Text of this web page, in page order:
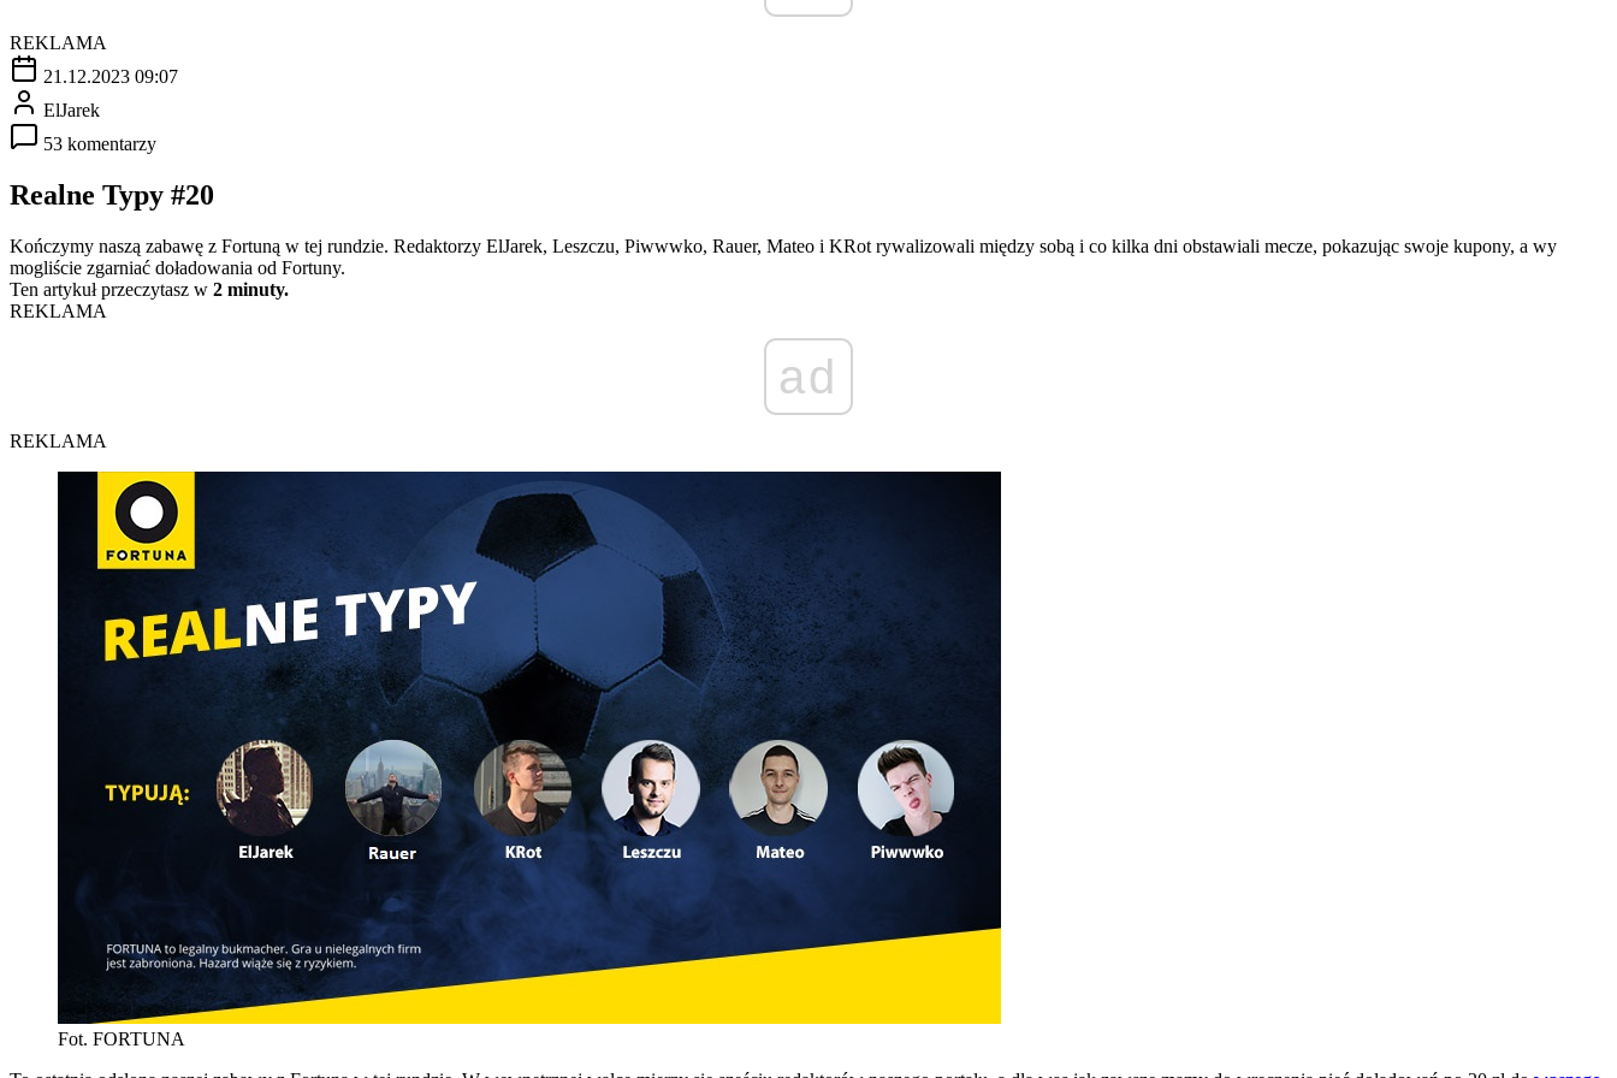
REKLAMA
21.12.2023 09:07
ElJarek
53 komentarzy
Realne Typy #20
Kończymy naszą zabawę z Fortuną w tej rundzie. Redaktorzy ElJarek, Leszczu, Piwwwko, Rauer, Mateo i KRot rywalizowali między sobą i co kilka dni obstawiali mecze, pokazując swoje kupony, a wy
mogliście zgarniać doładowania od Fortuny.
Ten artykuł przeczytasz w 2 minuty.
REKLAMA
ad
REKLAMA
Fot. FORTUNA